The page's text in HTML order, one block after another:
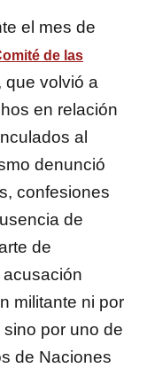
el mes de
de las
que volvió a
en relación
al
denunció
confesiones
de
de
militante ni por
por uno de
de Naciones